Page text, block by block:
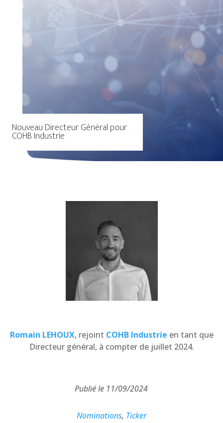
Nouveau Directeur Général pour
COHB Industrie
Romain LEHOUX, rejoint COHB Industrie en tant que
Directeur général, à compter de juillet 2024.
Publié le 11/09/2024
Nominations, Ticker